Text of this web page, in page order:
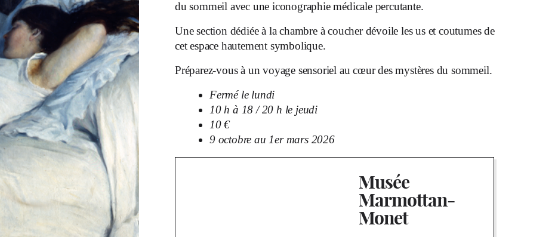
du sommeil avec une iconographie médicale percutante.
Une section dédiée à la chambre à coucher dévoile les us et coutumes de
cet espace hautement symbolique.
Préparez-vous à un voyage sensoriel au cœur des mystères du sommeil.
Fermé le lundi
10 h à 18 / 20 h le jeudi
10 €
9 octobre au 1ermars 2026
Musée
Marmottan-
Monet